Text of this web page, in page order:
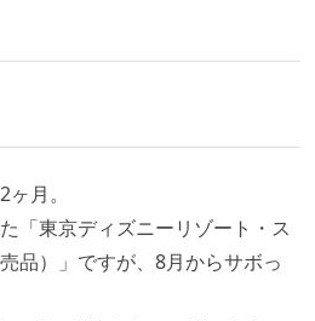
月。
「東京ディズニーリゾート・ス
品）」ですが、8月からサボっ